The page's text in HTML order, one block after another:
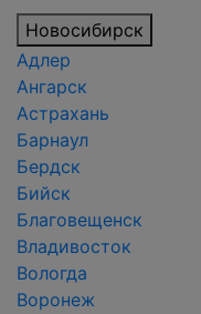
Новосибирск
Адлер
Ангарск
Астрахань
Барнаул
Бердск
Бийск
Благовещенск
Владивосток
Вологда
Воронеж